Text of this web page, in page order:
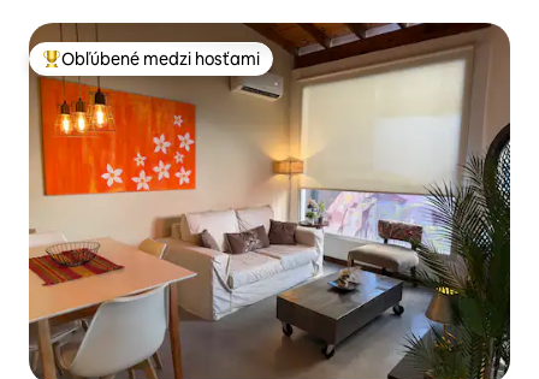
Najobľúbenejšie medzi hosťami
Obľúbené medzi hosťami